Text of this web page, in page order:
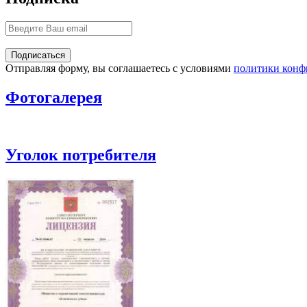
Отправляя форму, вы соглашаетесь с условиями политики
Фотогалерея
Уголок потребителя